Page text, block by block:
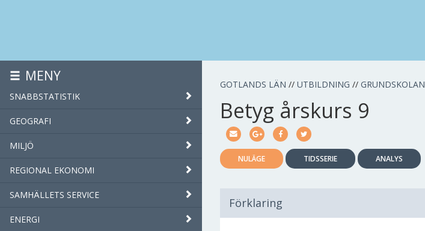
MENY
SNABBSTATISTIK
GEOGRAFI
MILJÖ
REGIONAL EKONOMI
SAMHÄLLETS SERVICE
ENERGI
GOTLANDS LÄN // UTBILDNING // GRUNDSKOLAN
Betyg årskurs 9
NULÄGE TIDSSERIE ANALYS
Förklaring